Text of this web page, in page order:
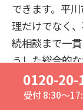
0120-20-
受付 8:30～
できます。平
理だけでなく
続相談まで一
うした総合的
で、親族の負
う。業者選び